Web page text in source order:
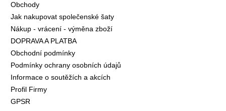
Obchody
Jak nakupovat společenské šaty
Nákup - vrácení - výměna zboží
DOPRAVA A PLATBA
Obchodní podmínky
Podmínky ochrany osobních údajů
Informace o soutěžích a akcích
Profil Firmy
GPSR